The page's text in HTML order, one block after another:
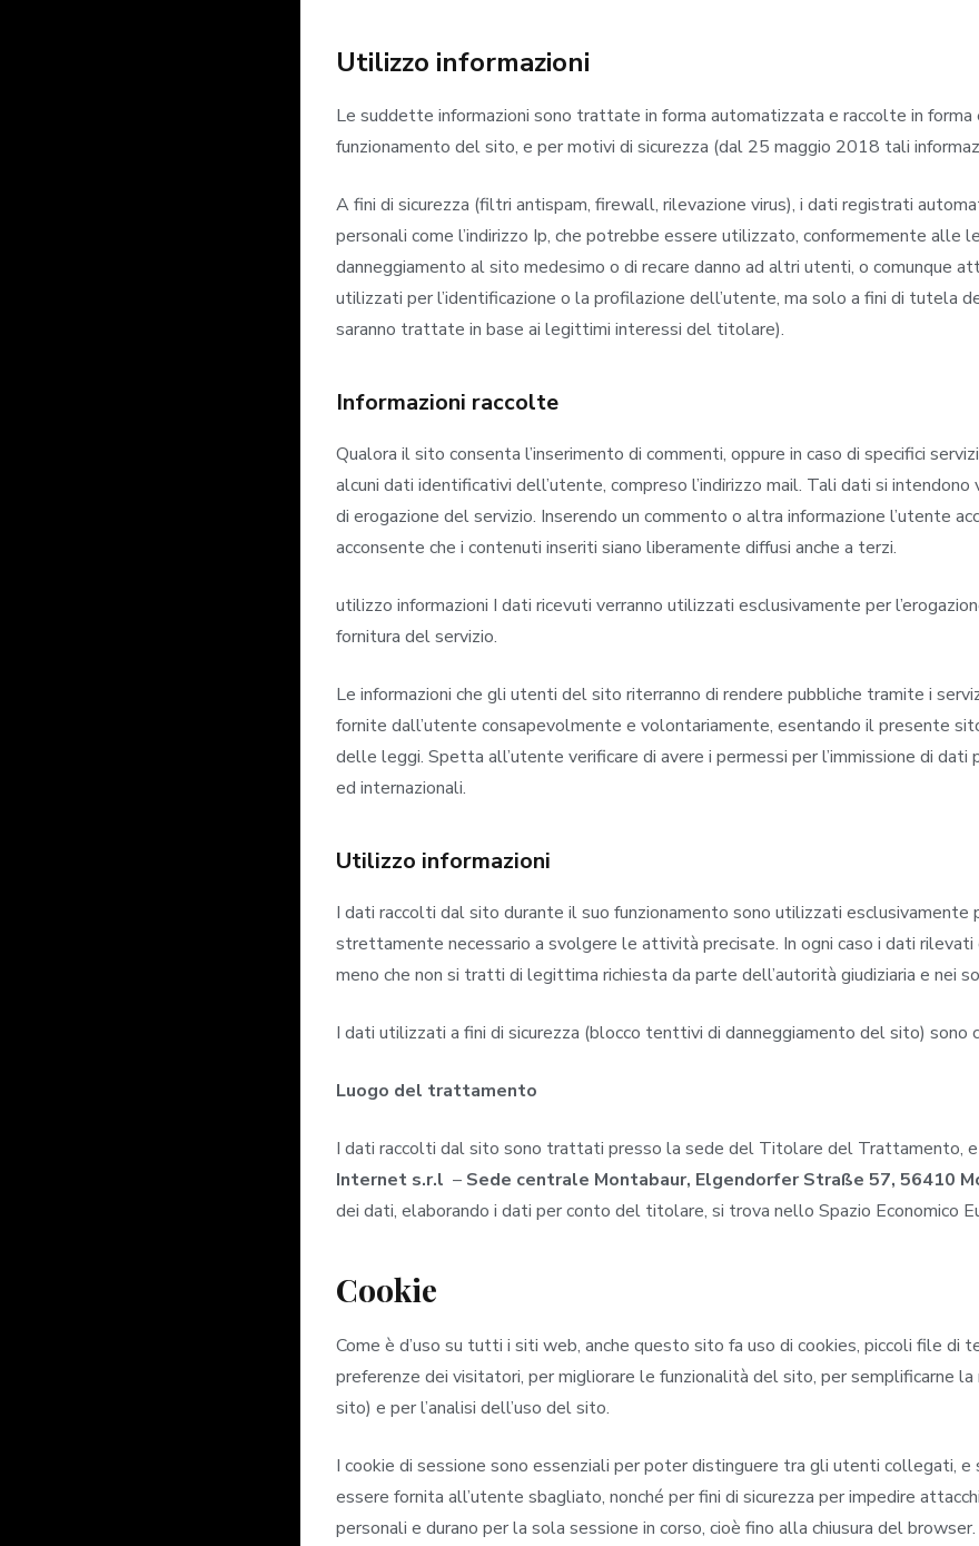
Utilizzo informazioni
Le suddette informazioni sono trattate in forma automatizzata e raccolte in
funzionamento del sito, e per motivi di sicurezza (dal 25 maggio 2018 tali
A fini di sicurezza (filtri antispam, firewall, rilevazione virus), i dati registrati
personali come l’indirizzo Ip, che potrebbe essere utilizzato, conformemente alle
danneggiamento al sito medesimo o di recare danno ad altri utenti, o comunque
utilizzati per l’identificazione o la profilazione dell’utente, ma solo a fini di tutela
saranno trattate in base ai legittimi interessi del titolare).
Informazioni raccolte
Qualora il sito consenta l’inserimento di commenti, oppure in caso di specifici
alcuni dati identificativi dell’utente, compreso l’indirizzo mail. Tali dati si
di erogazione del servizio. Inserendo un commento o altra informazione l’utente
acconsente che i contenuti inseriti siano liberamente diffusi anche a terzi.
utilizzo informazioni I dati ricevuti verranno utilizzati esclusivamente per
fornitura del servizio.
Le informazioni che gli utenti del sito riterranno di rendere pubbliche tramite i
fornite dall’utente consapevolmente e volontariamente, esentando il presente
delle leggi. Spetta all’utente verificare di avere i permessi per l’immissione di
ed internazionali.
Utilizzo informazioni
I dati raccolti dal sito durante il suo funzionamento sono utilizzati
strettamente necessario a svolgere le attività precisate. In ogni caso i dati rilevati
meno che non si tratti di legittima richiesta da parte dell’autorità giudiziaria e nei
I dati utilizzati a fini di sicurezza (blocco tenttivi di danneggiamento del sito) sono
Luogo del trattamento
I dati raccolti dal sito sono trattati presso la sede del Titolare del Trattamento,
Internet s.r.l – Sede centrale Montabaur, Elgendorfer Straße 57, 56410
dei dati, elaborando i dati per conto del titolare, si trova nello Spazio Economico
Cookie
Come è d’uso su tutti i siti web, anche questo sito fa uso di cookies, piccoli file di
preferenze dei visitatori, per migliorare le funzionalità del sito, per semplificarne
sito) e per l’analisi dell’uso del sito.
I cookie di sessione sono essenziali per poter distinguere tra gli utenti collegati,
essere fornita all’utente sbagliato, nonché per fini di sicurezza per impedire
personali e durano per la sola sessione in corso, cioè fino alla chiusura del